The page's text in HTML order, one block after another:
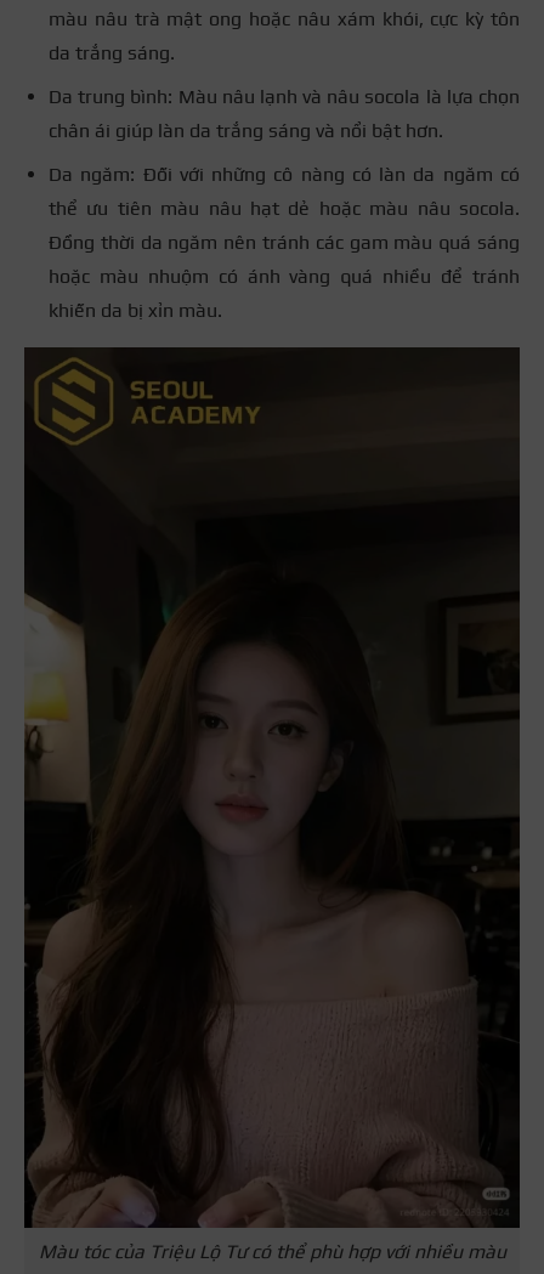
màu nâu trà mật ong hoặc nâu xám khói, cực kỳ tôn
da trắng sáng.
Da trung bình: Màu nâu lạnh và nâu socola là lựa chọn
chân ái giúp làn da trắng sáng và nổi bật hơn.
Da ngăm: Đối với những cô nàng có làn da ngăm có
thể ưu tiên màu nâu hạt dẻ hoặc màu nâu socola.
Đồng thời da ngăm nên tránh các gam màu quá sáng
hoặc màu nhuộm có ánh vàng quá nhiều để tránh
khiến da bị xỉn màu.
Màu tóc của Triệu Lộ Tư có thể phù hợp với nhiều màu